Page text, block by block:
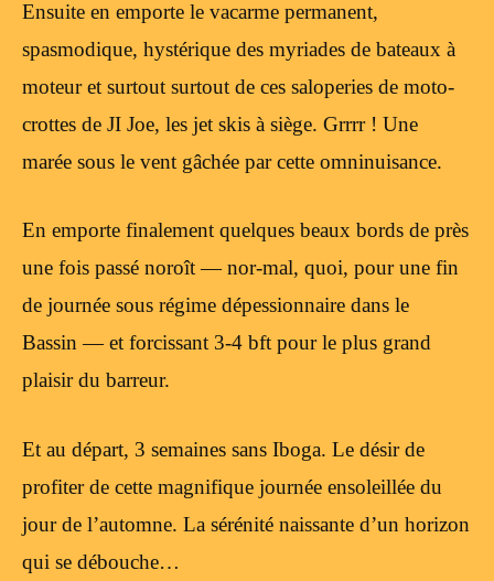
Ensuite en emporte le vacarme permanent,
spasmodique, hystérique des myriades de bateaux à
moteur et surtout surtout de ces saloperies de moto-
crottes de JI Joe, les jet skis à siège. Grrrr ! Une
marée sous le vent gâchée par cette omninuisance.
En emporte finalement quelques beaux bords de près
une fois passé noroît — nor-mal, quoi, pour une fin
de journée sous régime dépessionnaire dans le
Bassin — et forcissant 3-4 bft pour le plus grand
plaisir du barreur.
Et au départ, 3 semaines sans Iboga. Le désir de
profiter de cette magnifique journée ensoleillée du
jour de l’automne. La sérénité naissante d’un horizon
qui se débouche…